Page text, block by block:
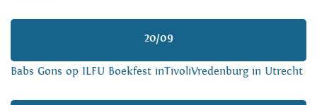
20/09
Babs Gons op ILFU Boekfest inTivoliVredenburg in Utrecht